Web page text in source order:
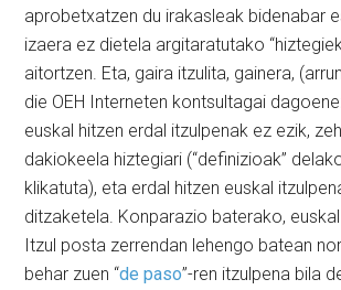
aprobetxatzen du irakasleak bidenabar
izaera ez dietela argitaratutako
aitortzen. Eta, gaira itzulita, gainera,
die OEH Interneten kontsultagai
euskal hitzen erdal itzulpenak ez ezik,
dakiokeela hiztegiari (“definizioak”
klikatuta), eta erdal hitzen euskal
ditzaketela. Konparazio baterako,
Itzul posta zerrendan lehengo batean
behar zuen “de paso”-ren itzulpena bila